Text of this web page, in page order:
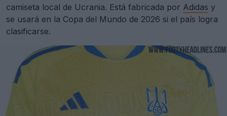
camiseta local de Ucrania. Está fabricada por Adidas y
se usará en la Copa del Mundo de 2026 si el país logra
clasificarse.